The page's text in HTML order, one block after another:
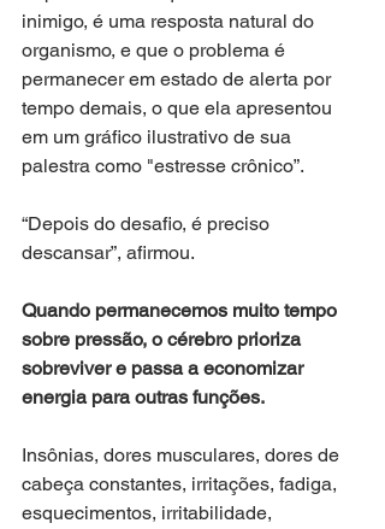
inimigo, é uma resposta natural do
organismo, e que o problema é
permanecer em estado de alerta por
tempo demais, o que ela apresentou
em um gráfico ilustrativo de sua
palestra como "estresse crônico”.
“Depois do desafio, é preciso
descansar”, afirmou.
Quando permanecemos muito tempo
sobre pressão, o cérebro prioriza
sobreviver e passa a economizar
energia para outras funções.
Insônias, dores musculares, dores de
cabeça constantes, irritações, fadiga,
esquecimentos, irritabilidade,